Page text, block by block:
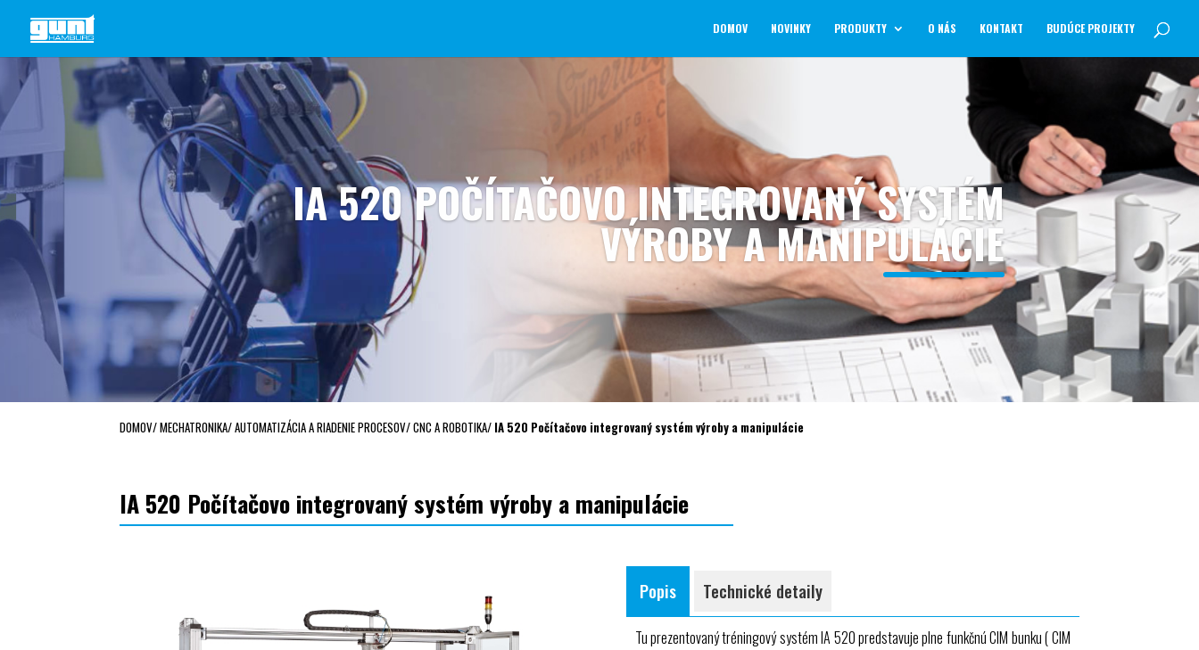
DOMOV NOVINKY PRODUKTY O NÁS KONTAKT BUDÚCE PROJEKTY
IA 520 POČÍTAČOVO INTEGROVANÝ SYSTÉM
VÝROBY A MANIPULÁCIE
DOMOV/MECHATRONIKA/AUTOMATIZÁCIA A RIADENIE PROCESOV/CNC A ROBOTIKA/ IA 520 Počítačovo integrovaný systém výroby a manipulácie
IA 520 Počítačovo integrovaný systém výroby a manipulácie
Popis Technické detaily
Tu prezentovaný tréningový systémIA 520predstavuje plne funkčnúCIM bunku (CIM